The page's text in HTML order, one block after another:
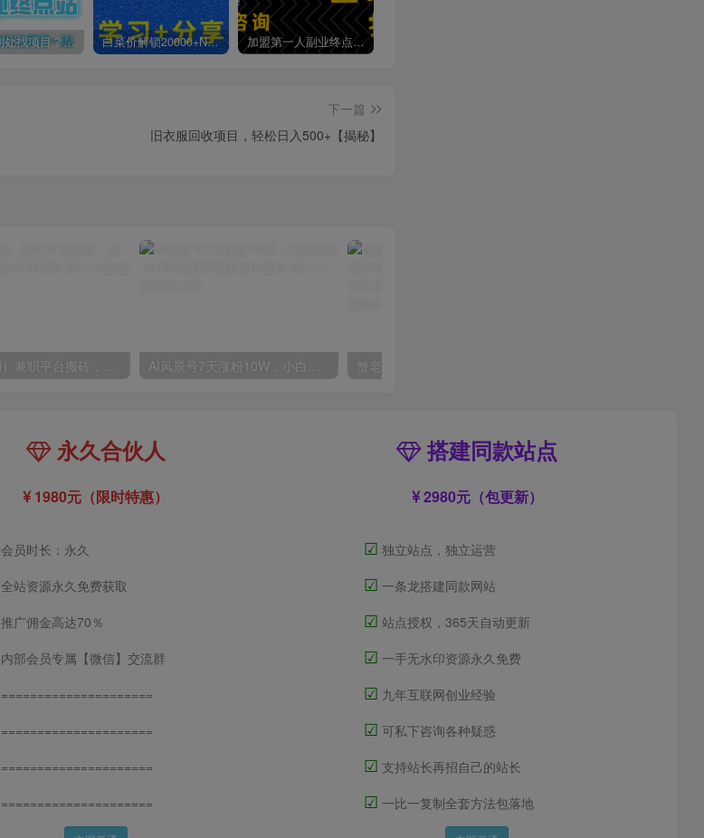
你还在到处找项目？还在当韭菜？我靠卖项目一个月收入5万+，曾经我也是个失败者。 白菜价解锁20000+N个赚钱机会，加入第一人副业终点站会员，全站资源免费学习。 加盟第一人副业终点站，搭建同款项目资源站，实现日入2000+
下一篇
旧衣服回收项目，轻松日入500+【揭秘】
（12362期）兼职平台搬砖，日入500+无脑操作可矩阵 AI风景号7天涨粉10W，小白也能1分钟掌握的视频制作教程
永久合伙人
1980元（限时特惠）
会员时长：永久
全站资源永久免费获取
推广佣金高达70％
内部会员专属【微信】交流群
=====================
=====================
=====================
=====================
搭建同款站点
2980元（包更新）
☑ 独立站点，独立运营
☑ 一条龙搭建同款网站
☑ 站点授权，365天自动更新
☑ 一手无水印资源永久免费
☑ 九年互联网创业经验
☑ 可私下咨询各种疑惑
☑ 支持站长再招自己的站长
☑ 一比一复制全套方法包落地